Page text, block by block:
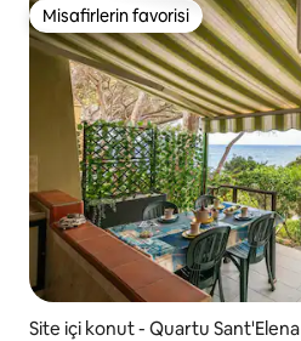
Misafirlerin favorisi
Misafirlerin favorisi
Site içi konut - Quartu Sant'Elena